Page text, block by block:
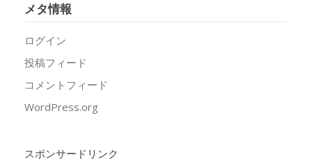
メタ情報
ログイン
投稿フィード
コメントフィード
WordPress.org
スポンサードリンク